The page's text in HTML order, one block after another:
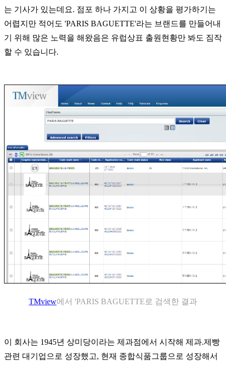
는 기사가 있는데요. 점포 하나 가지고 이 상황을 평가하기는
어렵지만 적어도 'PARIS BAGUETTE'라는 브랜드를 만들어내
기 위해 많은 노력을 해왔음은 유럽상표 출원현황만 봐도 짐작
할 수 있습니다.
TMview에서 'PARIS BAGUETTE로 검색한 결과
이 회사는 1945년 상미당이라는 제과점에서 시작해 제과.제빵
관련 대기업으로 성장했고, 현재 종합식품그룹으로 성장해서